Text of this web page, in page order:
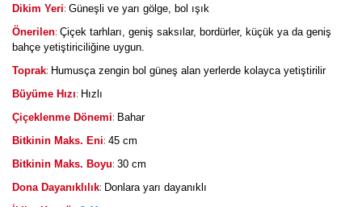
Dikim Yeri: Güneşli ve yarı gölge, bol ışık
Önerilen: Çiçek tarhları, geniş saksılar, bordürler, küçük ya da geniş
bahçe yetiştiriciliğine uygun.
Toprak: Humusça zengin bol güneş alan yerlerde kolayca yetiştirilir
Büyüme Hızı: Hızlı
Çiçeklenme Dönemi: Bahar
Bitkinin Maks. Eni: 45 cm
Bitkinin Maks. Boyu: 30 cm
Dona Dayanıklılık: Donlara yarı dayanıklı